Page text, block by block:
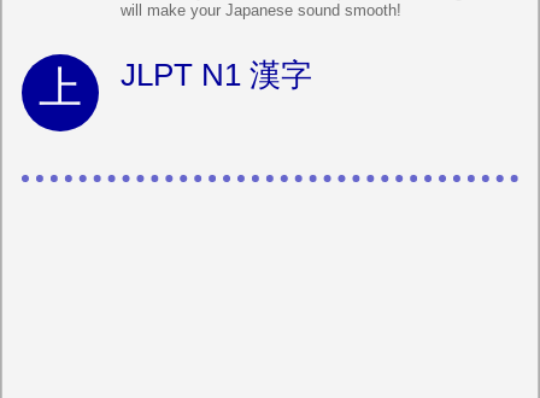
will make your Japanese sound smooth!
JLPT N1 漢字